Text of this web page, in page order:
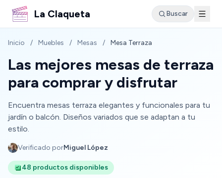
La Claqueta Buscar
Inicio / Muebles / Mesas / Mesa Terraza
Las mejores mesas de terraza
para comprar y disfrutar
Encuentra mesas terraza elegantes y funcionales para tu
jardín o balcón. Diseños variados que se adaptan a tu
estilo.
Verificado porMiguel López
48 productos disponibles